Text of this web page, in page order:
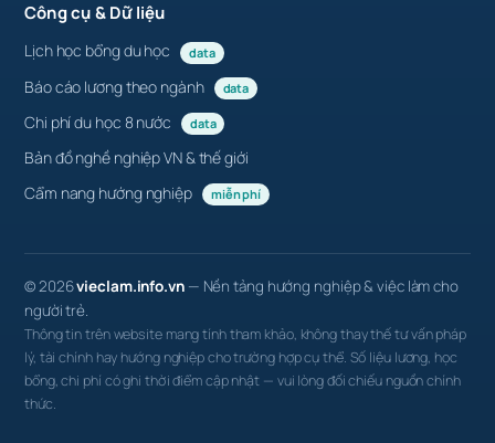
Công cụ & Dữ liệu
Lịch học bổng du học data
Báo cáo lương theo ngành data
Chi phí du học 8 nước data
Bản đồ nghề nghiệp VN & thế giới
Cẩm nang hướng nghiệp
miễn phí
© 2026vieclam.info.vn— Nền tảng hướng nghiệp & việc làm cho
người trẻ.
Thông tin trên website mang tính tham khảo, không thay thế tư vấn pháp
lý, tài chính hay hướng nghiệp cho trường hợp cụ thể. Số liệu lương, học
bổng, chi phí có ghi thời điểm cập nhật — vui lòng đối chiếu nguồn chính
thức.